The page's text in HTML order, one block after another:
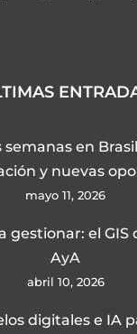
semanas en
y nuevas
mayo 11, 2026
gestionar: el GIS
AyA
abril 10, 2026
digitales e IA